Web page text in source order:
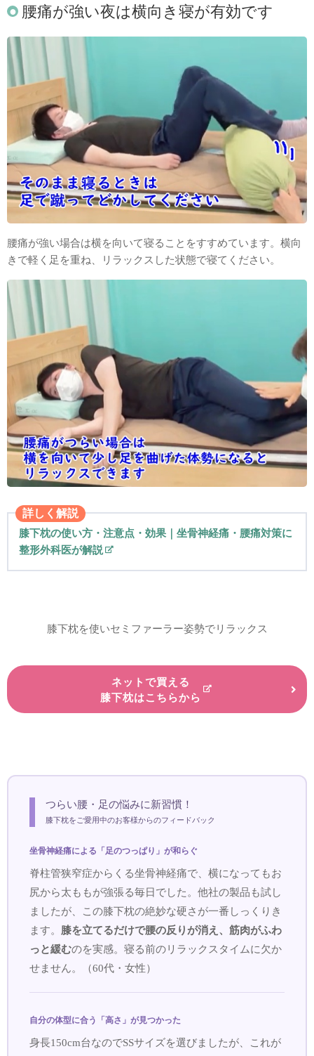
腰痛が強い夜は横向き寝が有効です
腰痛が強い場合は横を向いて寝ることをすすめています。横向
きで軽く足を重ね、リラックスした状態で寝てください。
詳しく解説
膝下枕の使い方・注意点・効果｜坐骨神経痛・腰痛対策に
整形外科医が解説
膝下枕を使いセミファーラー姿勢でリラックス
ネットで買える
膝下枕はこちらから
つらい腰・足の悩みに新習慣！
膝下枕をご愛用中のお客様からのフィードバック
坐骨神経痛による「足のつっぱり」が和らぐ
脊柱管狭窄症からくる坐骨神経痛で、横になってもお
尻から太ももが強張る毎日でした。他社の製品も試し
ましたが、この膝下枕の絶妙な硬さが一番しっくりき
ます。
膝を立てるだけで腰の反りが消え、筋肉がふわ
っと緩むのを実感。寝る前のリラックスタイムに欠か
せません。（60代・女性）
自分の体型に合う「高さ」が見つかった
身長150cm台なのでSSサイズを選びましたが、これが